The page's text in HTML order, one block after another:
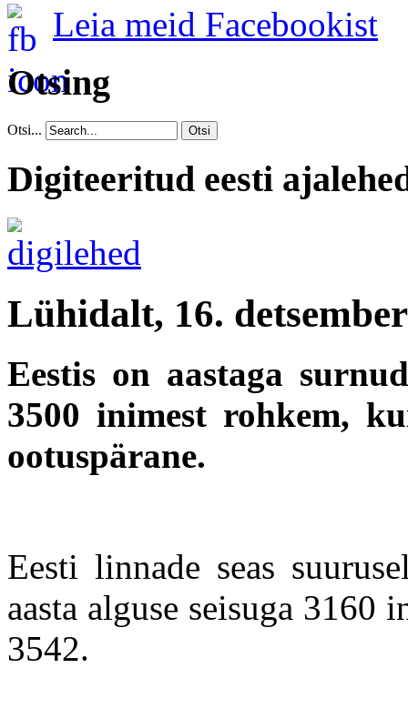
Leia meid Facebookist
Otsing
Otsi... Otsi
Digiteeritud eesti
Lühidalt, 16.
Eestis on aastaga
3500 inimest rohkem,
ootuspärane.
Eesti linnade seas
aasta alguse seisuga 3160
3542.